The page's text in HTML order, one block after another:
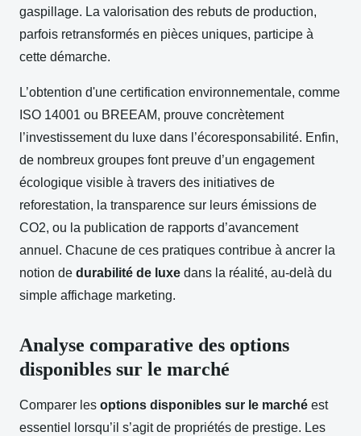
gaspillage. La valorisation des rebuts de production,
parfois retransformés en pièces uniques, participe à
cette démarche.
L’obtention d'une certification environnementale, comme
ISO 14001 ou BREEAM, prouve concrètement
l’investissement du luxe dans l’écoresponsabilité. Enfin,
de nombreux groupes font preuve d’un engagement
écologique visible à travers des initiatives de
reforestation, la transparence sur leurs émissions de
CO2, ou la publication de rapports d’avancement
annuel. Chacune de ces pratiques contribue à ancrer la
notion de durabilité de luxe dans la réalité, au-delà du
simple affichage marketing.
Analyse comparative des options
disponibles sur le marché
Comparer les options disponibles sur le marché est
essentiel lorsqu’il s’agit de propriétés de prestige. Les